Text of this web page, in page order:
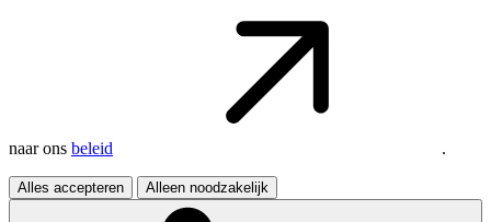
naar ons beleid .
Alles accepteren Alleen noodzakelijk